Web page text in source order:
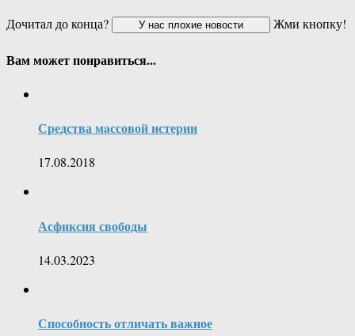
Дочитал до конца?
Жми кнопку!
Вам может понравиться...
Средства мaссовой истерии
17.08.2018
Асфиксия свободы
14.03.2023
Способность отличать важное